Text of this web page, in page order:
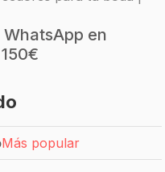
en
Más popular